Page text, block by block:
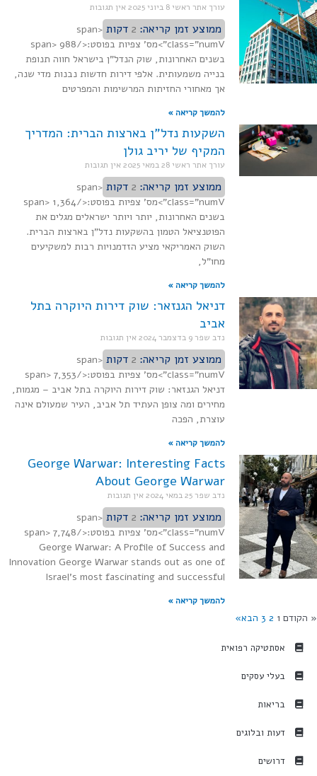
אסתטיקה רפואית
בעלי עסקים
בריאות
דעות ובלוגים
דרושים
עורך אתר ראשי8 ביוני 2025 אין תגובות
ממוצע זמן קריאה:2 דקות
<span
class="numV">מס' צפיות בפוסט:</span> 988
בשנים האחרונות, שוק הנדל"ן בישראל חווה תנופת
בנייה משמעותית. אלפי דירות חדשות נבנות מדי שנה,
אך מאחורי החזיתות המרשימות והמפרטים
להמשך קריאה »
השקעות נדל"ן בארצות הברית: המדריך
המקיף של יריב גולן
עורך אתר ראשי28 במאי 2025 אין תגובות
ממוצע זמן קריאה:2 דקות
<span
class="numV">מס' צפיות בפוסט:</span> 1,364
בשנים האחרונות, יותר ויותר ישראלים מגלים את
הפוטנציאל הטמון בהשקעות נדל"ן בארצות הברית.
השוק האמריקאי מציע הזדמנויות רבות למשקיעים
מחו"ל,
להמשך קריאה »
דניאל הגנזאר: שוק דירות היוקרה בתל
אביב
נדב שפר9 בדצמבר 2024 אין תגובות
ממוצע זמן קריאה:2 דקות
<span
class="numV">מס' צפיות בפוסט:</span> 7,353
דניאל הגנזאר: שוק דירות היוקרה בתל אביב – מגמות,
מחירים ומה צופן העתיד תל אביב, העיר שמעולם אינה
עוצרת, הפכה
להמשך קריאה »
George Warwar: Interesting Facts
About George Warwar
נדב שפר25 במאי 2024 אין תגובות
ממוצע זמן קריאה:2 דקות
<span
class="numV">מס' צפיות בפוסט:</span> 7,748
George Warwar: A Profile of Success and
Innovation George Warwar stands out as one of
Israel's most fascinating and successful
להמשך קריאה »
1
2
3 הבא»